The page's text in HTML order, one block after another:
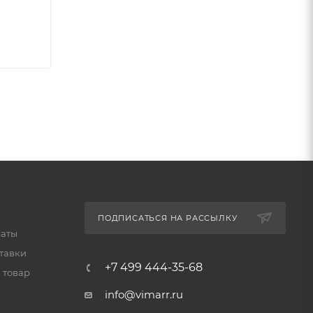
товар
ПОДПИСАТЬСЯ НА РАССЫЛКУ
+7 499 444-35-68
info@vimarr.ru